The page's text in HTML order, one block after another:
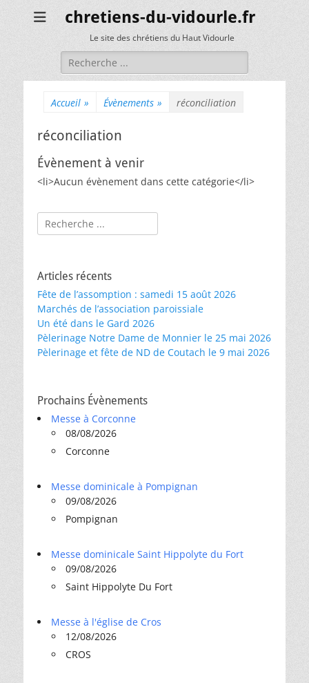
chretiens-du-vidourle.fr
Le site des chrétiens du Haut Vidourle
Rechercher :
Accueil » Évènements » réconciliation
réconciliation
Évènement à venir
<li>Aucun évènement dans cette catégorie</li>
Rechercher :
Articles récents
Fête de l’assomption : samedi 15 août 2026
Marchés de l’association paroissiale
Un été dans le Gard 2026
Pèlerinage Notre Dame de Monnier le 25 mai 2026
Pèlerinage et fête de ND de Coutach le 9 mai 2026
Prochains Évènements
Messe à Corconne
08/08/2026
Corconne
Messe dominicale à Pompignan
09/08/2026
Pompignan
Messe dominicale Saint Hippolyte du Fort
09/08/2026
Saint Hippolyte Du Fort
Messe à l'église de Cros
12/08/2026
CROS